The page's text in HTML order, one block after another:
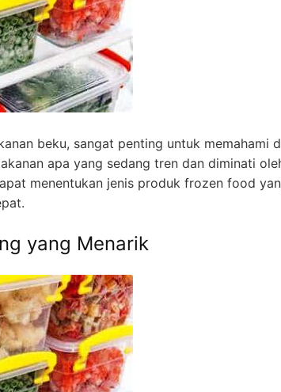
beku, sangat penting untuk memahami
apa yang sedang tren dan diminati
menentukan jenis produk frozen food
yang Menarik